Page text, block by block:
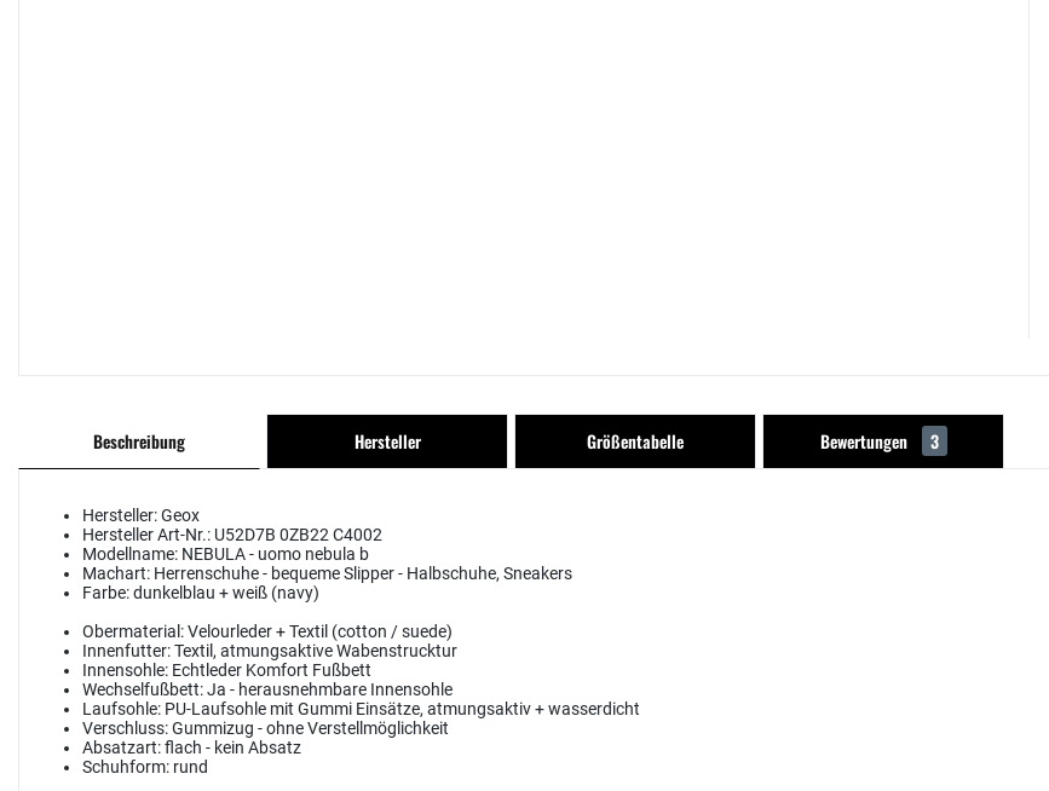
Beschreibung Hersteller Größentabelle Bewertungen 3
Hersteller:Geox
Hersteller Art-Nr.: U52D7B 0ZB22 C4002
Modellname: NEBULA - uomo nebula b
Machart: Herrenschuhe - bequeme Slipper - Halbschuhe, Sneakers
Farbe:dunkelblau + weiß (navy)
Obermaterial:Velourleder + Textil (cotton / suede)
Innenfutter:Textil, atmungsaktive Wabenstrucktur
Innensohle: Echtleder Komfort Fußbett
Wechselfußbett:Ja - herausnehmbare Innensohle
Laufsohle: PU-Laufsohle mit Gummi Einsätze, atmungsaktiv + wasserdicht
Verschluss:Gummizug - ohne Verstellmöglichkeit
Absatzart:flach - kein Absatz
Schuhform: rund